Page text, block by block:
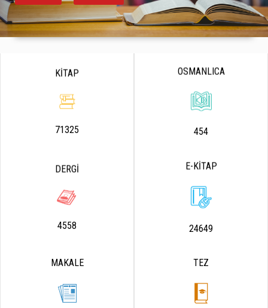
KİTAP
71325
OSMANLICA
454
DERGİ
4558
E-KİTAP
24649
MAKALE TEZ